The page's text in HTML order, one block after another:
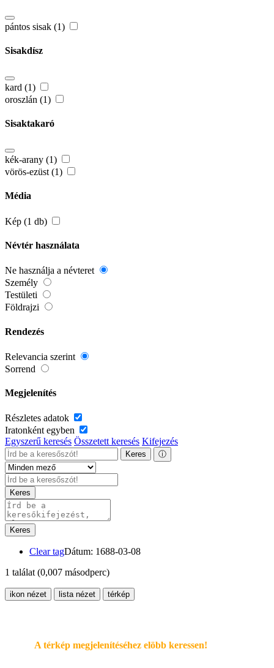
pántos sisak (1)
Sisakdísz
kard (1)
oroszlán (1)
Sisaktakaró
kék-arany (1)
vörös-ezüst (1)
Média
Kép (1 db)
Névtér használata
Ne használja a névteret
Személy
Testületi
Földrajzi
Rendezés
Relevancia szerint
Sorrend
Megjelenítés
Részletes adatok
Iratonként egyben
Egyszerű keresés Összetett keresés Kifejezés
Keres ⓘ
Keres
Keres
Clear tagDátum: 1688-03-08
1 találat (0,007 másodperc)
ikon nézet lista nézet térkép
A térkép megjelenítéséhez elöbb keressen!